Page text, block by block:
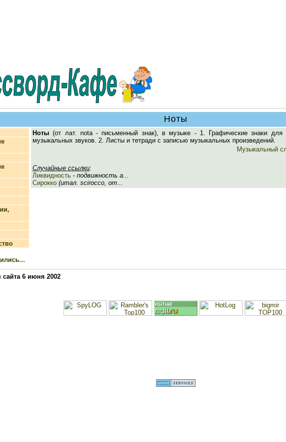
Ноты
Ноты (от лат. nota - письменный знак), в музыке - 1. Графические знаки для
музыкальных звуков. 2. Листы и тетради с записью музыкальных произведений.
Музыкальный
Случайные ссылки:
Ликвидность - подвижность а...
Сирокко (итал. scirocco, от...
сайта 6 июня 2002